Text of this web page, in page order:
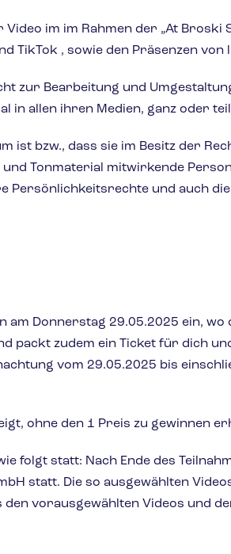
im im Rahmen der „At
TikTok , sowie den Präsenzen
zur Bearbeitung und
in allen ihren Medien, ganz oder
ist bzw., dass sie im Besitz der
Tonmaterial mitwirkende
Persönlichkeitsrechte und auch
Donnerstag 29.05.2025 ein,
zudem ein Ticket für dich
vom 29.05.2025 bis
ohne den 1 Preis zu gewinnen
folgt statt: Nach Ende des
statt. Die so ausgewählten
vorausgewählten Videos und